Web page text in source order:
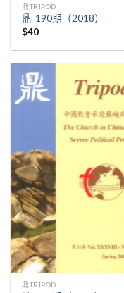
鼎TRIPOD
鼎_190期（2018）
$40
鼎TRIPOD